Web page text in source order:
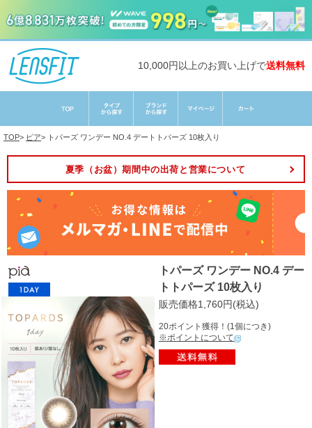
10,000円以上のお買い上げで送料無料
TOP> ピア> トパーズ ワンデー NO.4 デートトパーズ 10枚入り
夏季（お盆）期間中の出荷と営業について
トパーズ ワンデー NO.4 デー
トトパーズ 10枚入り
販売価格1,760円(税込)
20ポイント獲得！(1個につき)
※ポイントについて